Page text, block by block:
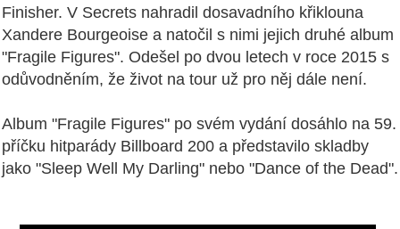
Finisher. V Secrets nahradil dosavadního křiklouna
Xandere Bourgeoise a natočil s nimi jejich druhé album
"Fragile Figures". Odešel po dvou letech v roce 2015 s
odůvodněním, že život na tour už pro něj dále není.
Album "Fragile Figures" po svém vydání dosáhlo na 59.
příčku hitparády Billboard 200 a představilo skladby
jako "Sleep Well My Darling" nebo "Dance of the Dead".